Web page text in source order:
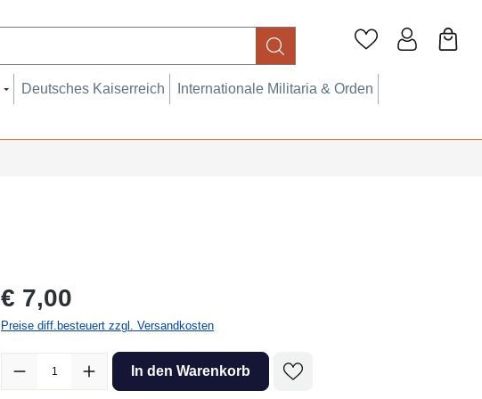
Deutsches Kaiserreich
Internationale Militaria & Orden
Regulärer Preis:
€ 7,00
Preise diff.besteuert zzgl. Versandkosten
Produkt Anzahl: Gib den gewünschten Wert ein oder benutze die Schaltflächen
In den Warenkorb